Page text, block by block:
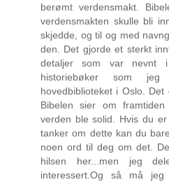
berømt verdensmakt.
verdensmakten skulle bli
skjedde, og til og med
den. Det gjorde et sterkt
detaljer som var nevnt
historiebøker som
hovedbiblioteket i Oslo.
Bibelen sier om
verden ble solid. Hvis du
tanker om dette kan du
noen ord til deg om det.
hilsen her...men jeg
interessert.Og så må